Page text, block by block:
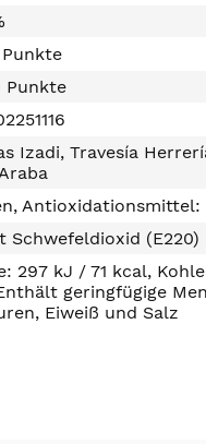
Punkte
Punkte
Izadi, Travesía
Schwefeldioxid (E220)
297 kJ / 71 kcal,
geringfügige
Eiweiß und Salz